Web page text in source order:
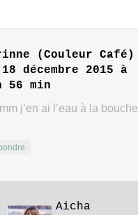
(Couleur Café)
décembre 2015 à
56 min
j’en ai l’eau à la bouche
Aicha